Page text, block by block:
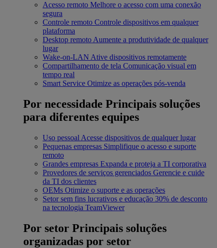
Acesso remoto Melhore o acesso com uma conexão
segura
Controle remoto Controle dispositivos em qualquer
plataforma
Desktop remoto Aumente a produtividade de qualquer
lugar
Wake-on-LAN Ative dispositivos remotamente
Compartilhamento de tela Comunicação visual em
tempo real
Smart Service Otimize as operações pós-venda
Por necessidade Principais soluções
para diferentes equipes
Uso pessoal Acesse dispositivos de qualquer lugar
Pequenas empresas Simplifique o acesso e suporte
remoto
Grandes empresas Expanda e proteja a TI corporativa
Provedores de serviços gerenciados Gerencie e cuide
da TI dos clientes
OEMs Otimize o suporte e as operações
Setor sem fins lucrativos e educação 30% de desconto
na tecnologia TeamViewer
Por setor Principais soluções
organizadas por setor